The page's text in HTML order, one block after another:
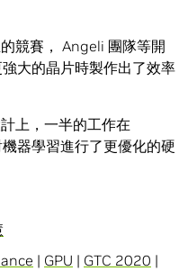
競賽， Angeli 團隊等開
大的晶片時製作出了效率
上，一半的工作在
器學習進行了更優化的硬
| GPU | GTC 2020 |